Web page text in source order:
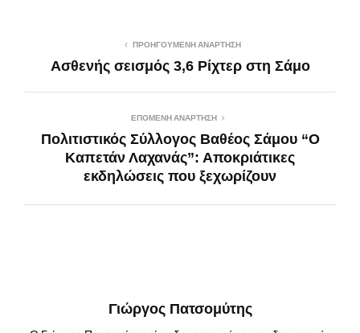
ΠΡΟΗΓΟΎΜΕΝΗ ΑΝΆΡΤΗΣΗ
Ασθενής σεισμός 3,6 Ρίχτερ στη Σάμο
ΕΠΌΜΕΝΗ ΑΝΆΡΤΗΣΗ
Πολιτιστικός Σύλλογος Βαθέος Σάμου “Ο
Καπετάν Λαχανάς”: Αποκριάτικες
εκδηλώσεις που ξεχωρίζουν
Γιώργος Πατσομύτης